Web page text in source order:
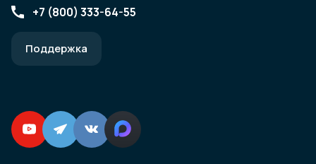
+7 (800) 333-64-55
Поддержка